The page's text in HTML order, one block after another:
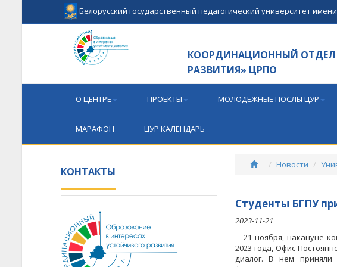
Белорусский государственный педагогический университет
КООРДИНАЦИОННЫЙ ОТДЕЛ
РАЗВИТИЯ» ЦРПО
О ЦЕНТРЕ ПРОЕКТЫ МОЛОДЁЖНЫЕ ПОСЛЫ ЦУР
МАРАФОН ЦУР КАЛЕНДАРЬ
КОНТАКТЫ
Новости
Студенты БГПУ
2023-11-21
21 ноября, накануне
2023 года, Офис
диалог. В нем приняли